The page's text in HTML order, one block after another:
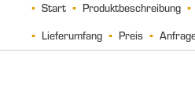
Start Produktbeschreibung
Lieferumfang
Preis